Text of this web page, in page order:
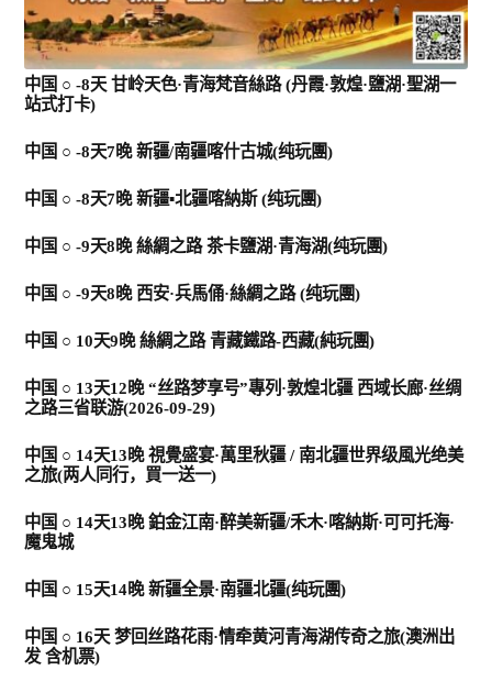
环球
歐洲
新西兰
中東/非洲
邮轮
中国
中国 ○ -8天 甘岭天色·青海梵音絲路 (丹霞·敦煌·鹽湖·聖湖一
站式打卡)
中国 ○ -8天7晚 新疆/南疆喀什古城(纯玩團)
中国 ○ -8天7晚 新疆▪北疆喀納斯 (纯玩團)
中国 ○ -9天8晚 絲綢之路 茶卡鹽湖·青海湖(纯玩團)
中国 ○ -9天8晚 西安·兵馬俑·絲綢之路 (纯玩團)
中国 ○ 10天9晚 絲綢之路 青藏鐵路-西藏(純玩團)
中国 ○ 13天12晚 “丝路梦享号”專列·敦煌北疆 西域长廊·丝绸
之路三省联游(2026-09-29)
中国 ○ 14天13晚 視覺盛宴·萬里秋疆 / 南北疆世界级風光绝美
之旅(两人同行，買一送一)
中国 ○ 14天13晚 鉑金江南·醉美新疆/禾木·喀納斯·可可托海·
魔鬼城
中国 ○ 15天14晚 新疆全景·南疆北疆(纯玩團)
中国 ○ 16天 梦回丝路花雨·情牵黄河青海湖传奇之旅(澳洲出
发 含机票)